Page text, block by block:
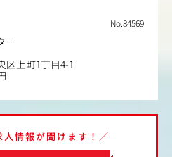
No.84569
ー
区上町1丁目4-1
情報が聞けます！／